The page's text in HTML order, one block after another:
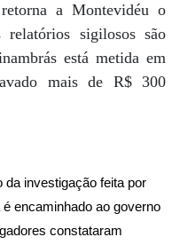
a Montevidéu o
relatórios sigilosos são
está metida em
mais de R$ 300
da investigação feita por
encaminhado ao governo
constataram